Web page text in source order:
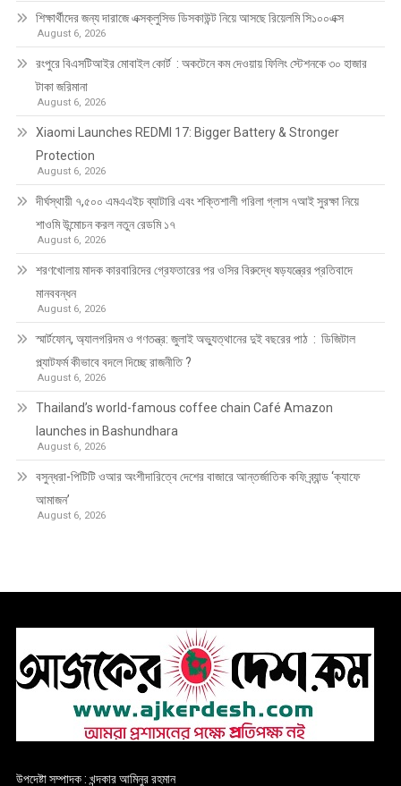
শিক্ষার্থীদের জন্য দারাজে এক্সক্লুসিভ ডিসকাউন্ট নিয়ে আসছে রিয়েলমি সি১০০এক্স
August 6, 2026
রংপুরে বিএসটিআইর মোবাইল কোর্ট : অকটেনে কম দেওয়ায় ফিলিং স্টেশনকে ৩০ হাজার
টাকা জরিমানা
August 6, 2026
Xiaomi Launches REDMI 17: Bigger Battery & Stronger
Protection
August 6, 2026
দীর্ঘস্থায়ী ৭,৫০০ এমএএইচ ব্যাটারি এবং শক্তিশালী গরিলা গ্লাস ৭আই সুরক্ষা নিয়ে
শাওমি উন্মোচন করল নতুন রেডমি ১৭
August 6, 2026
শরণখোলায় মাদক কারবারিদের গ্রেফতারের পর ওসির বিরুদ্ধে ষড়যন্ত্রের প্রতিবাদে
মানববন্ধন
August 6, 2026
স্মার্টফোন, অ্যালগরিদম ও গণতন্ত্র: জুলাই অভ্যুত্থানের দুই বছরের পাঠ : ডিজিটাল
প্ল্যাটফর্ম কীভাবে বদলে দিচ্ছে রাজনীতি ?
August 6, 2026
Thailand’s world-famous coffee chain Café Amazon
launches in Bashundhara
August 6, 2026
বসুন্ধরা-পিটিটি ওআর অংশীদারিত্বে দেশের বাজারে আন্তর্জাতিক কফি ব্র্যান্ড ‘ক্যাফে
আমাজন’
August 6, 2026
উপদেষ্টা সম্পাদক : খন্দকার আমিনুর রহমান